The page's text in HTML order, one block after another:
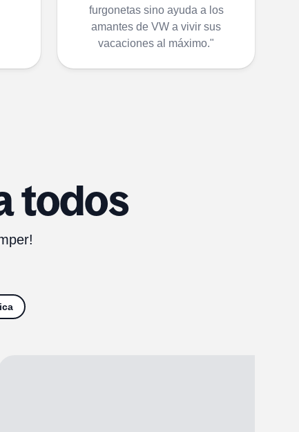
furgonetas sino ayuda a los
amantes de VW a vivir sus
vacaciones al máximo."
todos